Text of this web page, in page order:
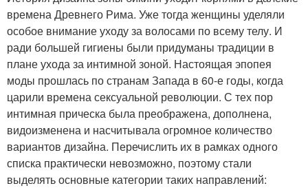
времена Древнего Рима. Уже тогда женщины уделяли
особое внимание уходу за волосами по всему телу. И
ради большей гигиены были придуманы традиции в
плане ухода за интимной зоной. Настоящая эпопея
моды прошлась по странам Запада в 60-е годы, когда
царили времена сексуальной революции. С тех пор
интимная прическа была преображена, дополнена,
видоизменена и насчитывала огромное количество
вариантов дизайна. Перечислить их в рамках одного
списка практически невозможно, поэтому стали
выделять основные категории таких направлений: